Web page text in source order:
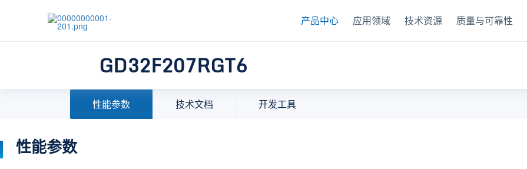
产品中心 应用领域 技术资源 质量与可靠性
GD32F207RGT6
性能参数 技术文档 开发工具
首页 >产品中心 >32位微控制器(MCU) >MCU选择器
性能参数